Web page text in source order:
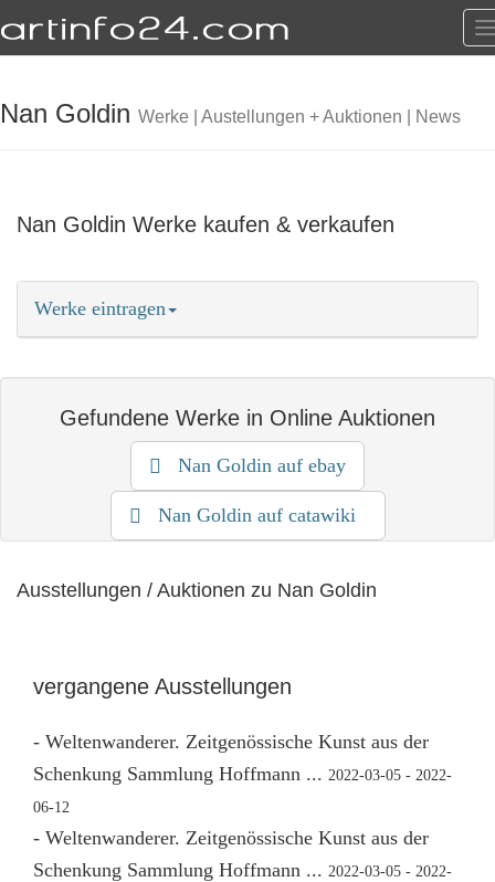
Nan Goldin Werke | Austellungen + Auktionen | News
Nan Goldin Werke kaufen & verkaufen
Werke eintragen
mehr erfahren
Gefundene Werke in Online Auktionen
Nan Goldin auf ebay
Nan Goldin auf catawiki
Ausstellungen / Auktionen zu Nan Goldin
vergangene Ausstellungen
- Weltenwanderer. Zeitgenössische Kunst aus der
Schenkung Sammlung Hoffmann ... 2022-03-05 - 2022-
06-12
- Weltenwanderer. Zeitgenössische Kunst aus der
Schenkung Sammlung Hoffmann ... 2022-03-05 - 2022-